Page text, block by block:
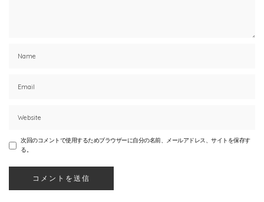
次回のコメントで使用するためブラウザーに自分の名前、メールアドレス、サイトを保存す
る。